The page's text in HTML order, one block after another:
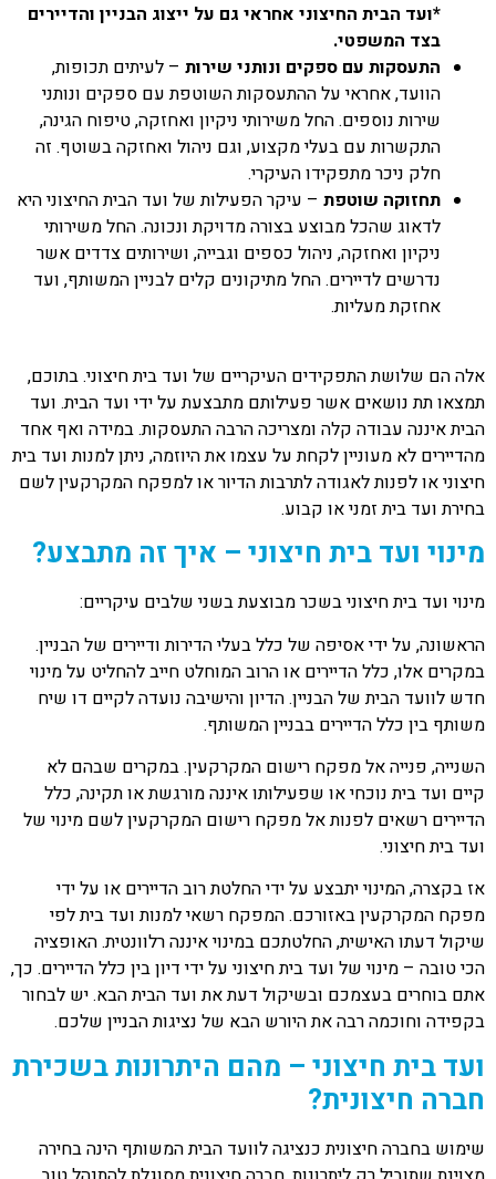
*ועד הבית החיצוני אחראי גם על ייצוג הבניין והדיירים
בצד המשפטי.
התעסקות עם ספקים ונותני שירות – לעיתים תכופות,
הוועד, אחראי על ההתעסקות השוטפת עם ספקים ונותני
שירות נוספים. החל משירותי ניקיון ואחזקה, טיפוח הגינה,
התקשרות עם בעלי מקצוע, וגם ניהול ואחזקה בשוטף. זה
חלק ניכר מתפקידו העיקרי.
תחזוקה שוטפת – עיקר הפעילות של ועד הבית החיצוני היא
לדאוג שהכל מבוצע בצורה מדויקת ונכונה. החל משירותי
ניקיון ואחזקה, ניהול כספים וגבייה, ושירותים צדדים אשר
נדרשים לדיירים. החל מתיקונים קלים לבניין המשותף, ועד
אחזקת מעליות.
אלה הם שלושת התפקידים העיקריים של ועד בית חיצוני. בתוכם,
תמצאו תת נושאים אשר פעילותם מתבצעת על ידי ועד הבית. ועד
הבית איננה עבודה קלה ומצריכה הרבה התעסקות. במידה ואף אחד
מהדיירים לא מעוניין לקחת על עצמו את היוזמה, ניתן למנות ועד בית
חיצוני או לפנות לאגודה לתרבות הדיור או למפקח המקרקעין לשם
בחירת ועד בית זמני או קבוע.
מינוי ועד בית חיצוני – איך זה מתבצע?
מינוי ועד בית חיצוני בשכר מבוצעת בשני שלבים עיקריים:
הראשונה, על ידי אסיפה של כלל בעלי הדירות ודיירים של הבניין.
במקרים אלו, כלל הדיירים או הרוב המוחלט חייב להחליט על מינוי
חדש לוועד הבית של הבניין. הדיון והישיבה נועדה לקיים דו שיח
משותף בין כלל הדיירים בבניין המשותף.
השנייה, פנייה אל מפקח רישום המקרקעין. במקרים שבהם לא
קיים ועד בית נוכחי או שפעילותו איננה מורגשת או תקינה, כלל
הדיירים רשאים לפנות אל מפקח רישום המקרקעין לשם מינוי של
ועד בית חיצוני.
אז בקצרה, המינוי יתבצע על ידי החלטת רוב הדיירים או על ידי
מפקח המקרקעין באזורכם. המפקח רשאי למנות ועד בית לפי
שיקול דעתו האישית, החלטתכם במינוי איננה רלוונטית. האופציה
הכי טובה – מינוי של ועד בית חיצוני על ידי דיון בין כלל הדיירים. כך,
אתם בוחרים בעצמכם ובשיקול דעת את ועד הבית הבא. יש לבחור
בקפידה וחוכמה רבה את היורש הבא של נציגות הבניין שלכם.
ועד בית חיצוני – מהם היתרונות בשכירת
חברה חיצונית?
שימוש בחברה חיצונית כנציגה לוועד הבית המשותף הינה בחירה